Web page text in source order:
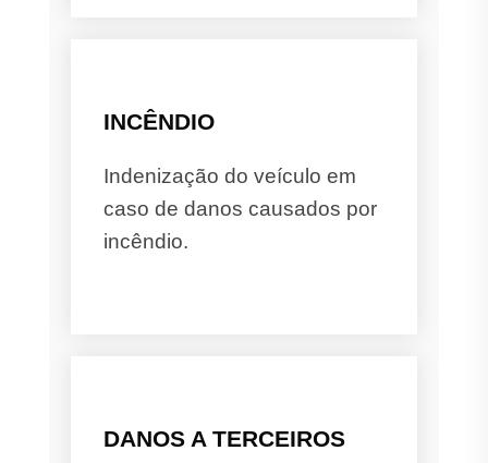
INCÊNDIO
Indenização do veículo em
caso de danos causados por
incêndio.
DANOS A TERCEIROS